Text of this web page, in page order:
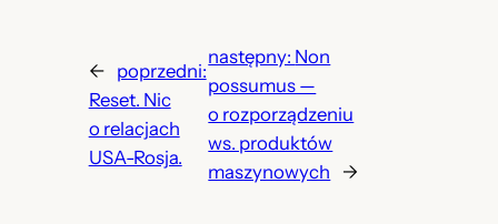
←
poprzedni:
Reset. Nic
o relacjach
USA-Rosja.
następny: Non
possumus —
o rozporządzeniu
ws. produktów
maszynowych
→